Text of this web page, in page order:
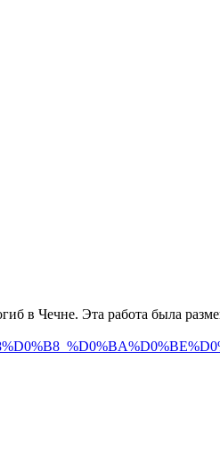
в Чечне. Эта работа была